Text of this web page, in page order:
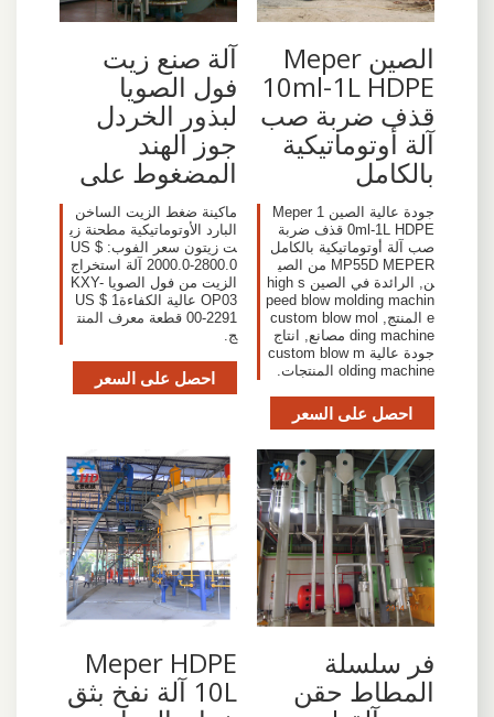
الصين Meper
10ml-1L HDPE
قذف ضربة صب
آلة أوتوماتيكية
بالكامل
جودة عالية الصين Meper 1
0ml-1L HDPE قذف ضربة
صب آلة أوتوماتيكية بالكامل
MP55D MEPER من الصي
ن, الرائدة في الصين high s
peed blow molding machin
e المنتج, custom blow mol
ding machine مصانع, انتاج
جودة عالية custom blow m
olding machine المنتجات.
احصل على السعر
آلة صنع زيت
فول الصويا
لبذور الخردل
جوز الهند
المضغوط على
ماكينة ضغط الزيت الساخن
البارد الأوتوماتيكية مطحنة زي
ت زيتون سعر الفوب: US $
2000.0-2800.0 آلة استخراج
الزيت من فول الصويا KXY-
OP03 عالية الكفاءةUS $ 1
00-2291 قطعة معرف المنت
ج.
احصل على السعر
فر سلسلة
المطاط حقن
Meper HDPE
10L آلة نفخ بثق